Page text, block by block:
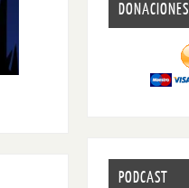
DONACIONES
PODCAST